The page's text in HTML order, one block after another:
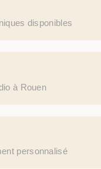
disponibles
à Rouen
personnalisé